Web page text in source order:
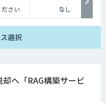
さい なし
選択
へ「RAG構築サービ